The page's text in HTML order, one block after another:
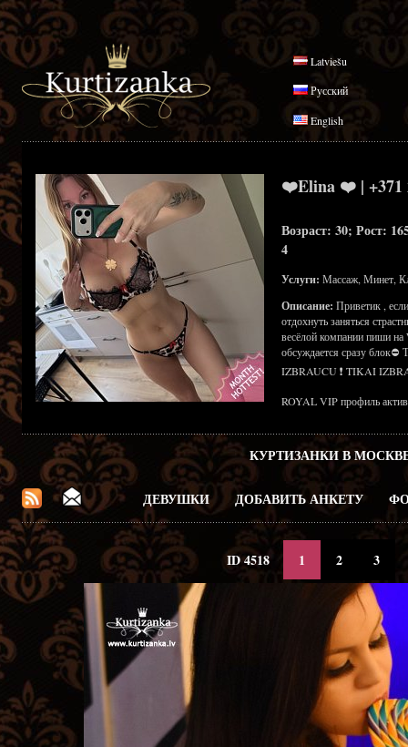
Latviešu
Русский
English
❤️Elina ❤️ | +371
Возраст: 30; Рост:
4
Услуги: Массаж, Минет,
Описание: Приветик ,
отдохнуть заняться
весёлой компании пиши
обсуждается сразу
IZBRAUCU ❗ TIKAI
ROYAL VIP профиль
КУРТИЗАНКИ В
ДЕВУШКИ ДОБАВИТЬ АНКЕТУ
ID 4518 1 2 3